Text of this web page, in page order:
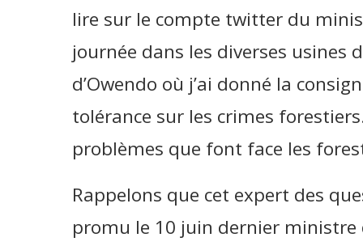
lire sur le compte twitter du
journée dans les diverses
d’Owendo où j’ai donné la
tolérance sur les crimes
problèmes que font face les
Rappelons que cet expert des
promu le 10 juin dernier ministre